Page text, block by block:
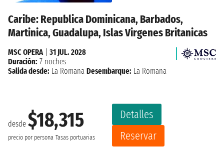
Caribe: Republica Dominicana, Barbados,
Martinica, Guadalupa, Islas Virgenes Britanicas
desde $18,315
precio por persona Tasas portuarias
Detalles
Reservar
MSC OPERA| 31 JUL. 2028
Duración: 7 noches
Salida desde: La Romana Desembarque: La Romana